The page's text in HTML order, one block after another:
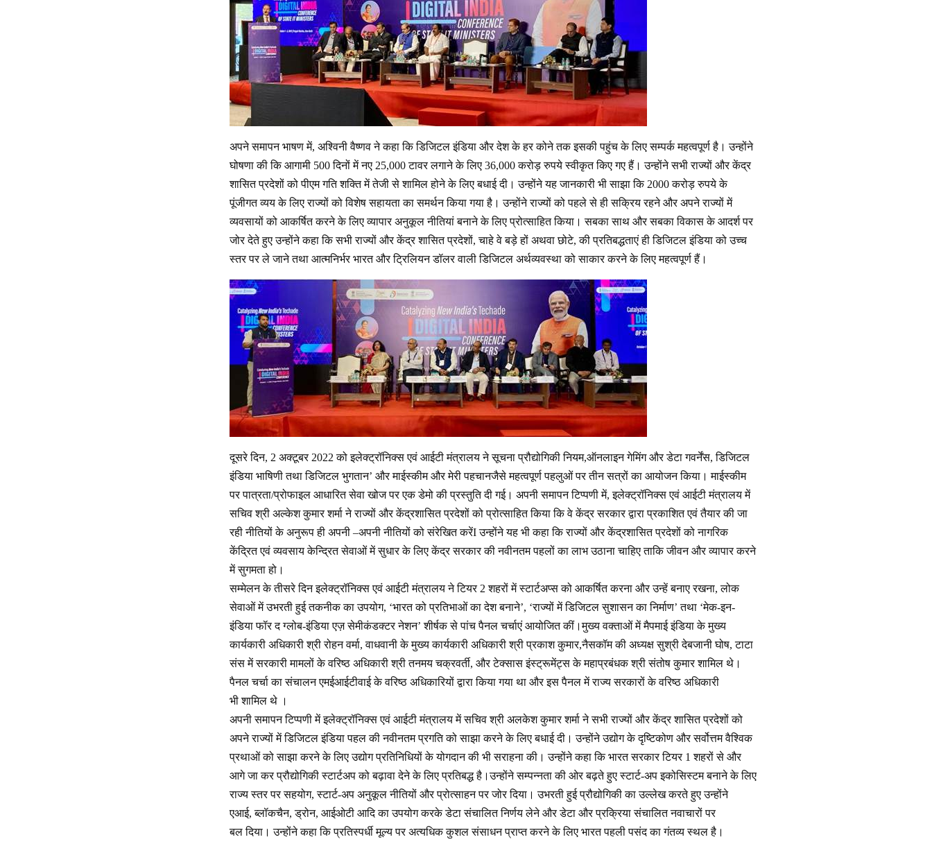
अपने समापन भाषण में, अश्विनी वैष्णव ने कहा कि डिजिटल इंडिया और देश के हर कोने तक इसकी पहुंच के लिए सम्पर्क महत्वपूर्ण है। उन्होंने
घोषणा की कि आगामी 500 दिनों में नए 25,000 टावर लगाने के लिए 36,000 करोड़ रुपये स्वीकृत किए गए हैं। उन्होंने सभी राज्यों और केंद्र
शासित प्रदेशों को पीएम गति शक्ति में तेजी से शामिल होने के लिए बधाई दी। उन्होंने यह जानकारी भी साझा कि 2000 करोड़ रुपये के
पूंजीगत व्यय के लिए राज्यों को विशेष सहायता का समर्थन किया गया है। उन्होंने राज्यों को पहले से ही सक्रिय रहने और अपने राज्यों में
व्यवसायों को आकर्षित करने के लिए व्यापार अनुकूल नीतियां बनाने के लिए प्रोत्साहित किया। सबका साथ और सबका विकास के आदर्श पर
जोर देते हुए उन्होंने कहा कि सभी राज्यों और केंद्र शासित प्रदेशों, चाहे वे बड़े हों अथवा छोटे, की प्रतिबद्धताएं ही डिजिटल इंडिया को उच्च
स्तर पर ले जाने तथा आत्मनिर्भर भारत और ट्रिलियन डॉलर वाली डिजिटल अर्थव्यवस्था को साकार करने के लिए महत्वपूर्ण हैं।
दूसरे दिन, 2 अक्टूबर 2022 को इलेक्ट्रॉनिक्स एवं आईटी मंत्रालय ने सूचना प्रौद्योगिकी नियम,ऑनलाइन गेमिंग और डेटा गवर्नेंस, डिजिटल
इंडिया भाषिणी तथा डिजिटल भुगतान’ और माईस्कीम और मेरी पहचानजैसे महत्वपूर्ण पहलुओं पर तीन सत्रों का आयोजन किया। माईस्कीम
पर पात्रता/प्रोफाइल आधारित सेवा खोज पर एक डेमो की प्रस्तुति दी गई। अपनी समापन टिप्पणी में, इलेक्ट्रॉनिक्स एवं आईटी मंत्रालय में
सचिव श्री अल्केश कुमार शर्मा ने राज्यों और केंद्रशासित प्रदेशों को प्रोत्साहित किया कि वे केंद्र सरकार द्वारा प्रकाशित एवं तैयार की जा
रही नीतियों के अनुरूप ही अपनी –अपनी नीतियों को संरेखित करेंI उन्होंने यह भी कहा कि राज्यों और केंद्रशासित प्रदेशों को नागरिक
केंद्रित एवं व्यवसाय केन्द्रित सेवाओं में सुधार के लिए केंद्र सरकार की नवीनतम पहलों का लाभ उठाना चाहिए ताकि जीवन और व्यापार करने
में सुगमता हो।
सम्मेलन के तीसरे दिन इलेक्ट्रॉनिक्स एवं आईटी मंत्रालय ने टियर 2 शहरों में स्टार्टअप्स को आकर्षित करना और उन्हें बनाए रखना, लोक
सेवाओं में उभरती हुई तकनीक का उपयोग, ‘भारत को प्रतिभाओं का देश बनाने’, ‘राज्यों में डिजिटल सुशासन का निर्माण’ तथा ‘मेक-इन-
इंडिया फॉर द ग्लोब-इंडिया एज़ सेमीकंडक्टर नेशन’ शीर्षक से पांच पैनल चर्चाएं आयोजित कीं।मुख्य वक्ताओं में मैपमाई इंडिया के मुख्य
कार्यकारी अधिकारी श्री रोहन वर्मा, वाधवानी के मुख्य कार्यकारी अधिकारी श्री प्रकाश कुमार,नैसकॉम की अध्यक्ष सुश्री देबजानी घोष, टाटा
संस में सरकारी मामलों के वरिष्ठ अधिकारी श्री तनमय चक्रवर्ती, और टेक्सास इंस्ट्रूमेंट्स के महाप्रबंधक श्री संतोष कुमार शामिल थे।
पैनल चर्चा का संचालन एमईआईटीवाई के वरिष्ठ अधिकारियों द्वारा किया गया था और इस पैनल में राज्य सरकारों के वरिष्ठ अधिकारी
भी शामिल थे ।
अपनी समापन टिप्पणी में इलेक्ट्रॉनिक्स एवं आईटी मंत्रालय में सचिव श्री अलकेश कुमार शर्मा ने सभी राज्यों और केंद्र शासित प्रदेशों को
अपने राज्यों में डिजिटल इंडिया पहल की नवीनतम प्रगति को साझा करने के लिए बधाई दी। उन्होंने उद्योग के दृष्टिकोण और सर्वोत्तम वैश्विक
प्रथाओं को साझा करने के लिए उद्योग प्रतिनिधियों के योगदान की भी सराहना की। उन्होंने कहा कि भारत सरकार टियर 1 शहरों से और
आगे जा कर प्रौद्योगिकी स्टार्टअप को बढ़ावा देने के लिए प्रतिबद्ध है।उन्होंने सम्पन्नता की ओर बढ़ते हुए स्टार्ट-अप इकोसिस्टम बनाने के लिए
राज्य स्तर पर सहयोग, स्टार्ट-अप अनुकूल नीतियों और प्रोत्साहन पर जोर दिया। उभरती हुई प्रौद्योगिकी का उल्लेख करते हुए उन्होंने
एआई, ब्लॉकचैन, ड्रोन, आईओटी आदि का उपयोग करके डेटा संचालित निर्णय लेने और डेटा और प्रक्रिया संचालित नवाचारों पर
बल दिया। उन्होंने कहा कि प्रतिस्पर्धी मूल्य पर अत्यधिक कुशल संसाधन प्राप्त करने के लिए भारत पहली पसंद का गंतव्य स्थल है।